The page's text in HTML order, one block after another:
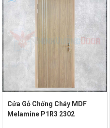
Cửa Gỗ Chống Cháy MDF
Melamine P1R3 2302